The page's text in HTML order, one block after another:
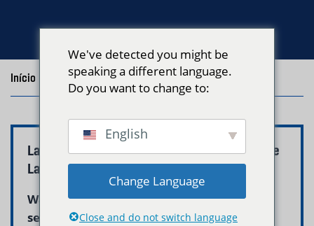
Início / Posts with the tag "south boston"
Lavagem e Dobra South Boston MA – Neptune
Laundry
Wash and fold South Boston MA é um
serviço profissional de lavanderia que a
We've detected you might be
speaking a different language.
Do you want to change to:
English
Change Language
Close and do not switch language